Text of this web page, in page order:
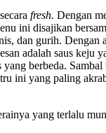
fresh. Dengan
ini disajikan
dan gurih. Dengan
adalah saus keju
berbeda.
ini yang paling
yang terlalu